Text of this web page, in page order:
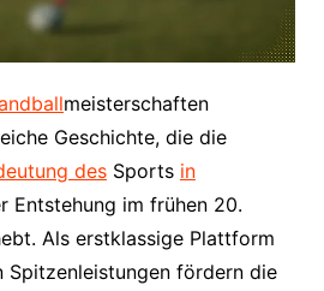
meisterschaften
Geschichte, die die
desSports in
Entstehung im frühen 20.
Als erstklassige Plattform
Spitzenleistungen fördern die